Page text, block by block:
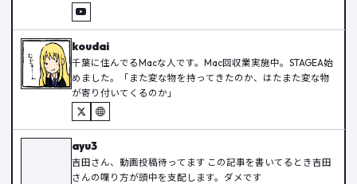
2026/08/07：初投稿から2か月！ ----------- YouTubeは特に
面白いものは挙げてません 一応佐賀に住んでいます。なんも
ないところですが、それなりにのびのびと暮らせています。
koudai
千葉に住んでるMacな人です。Mac回収業実施中。STAGEA始
めました。「また変な物を持ってきたのか、はたまた変な物
が寄り付いてくるのか」
ayu3
吉田さん、動画投稿待ってます この記事を書いてるとき吉田
さんの喋り方が頭中を支配します。ダメです